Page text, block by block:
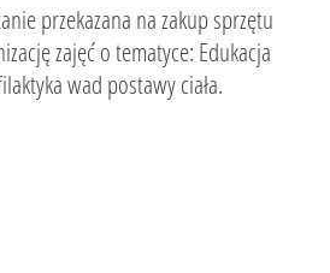
przekazana na zakup sprzętu
zajęć o tematyce: Edukacja
wad postawy ciała.